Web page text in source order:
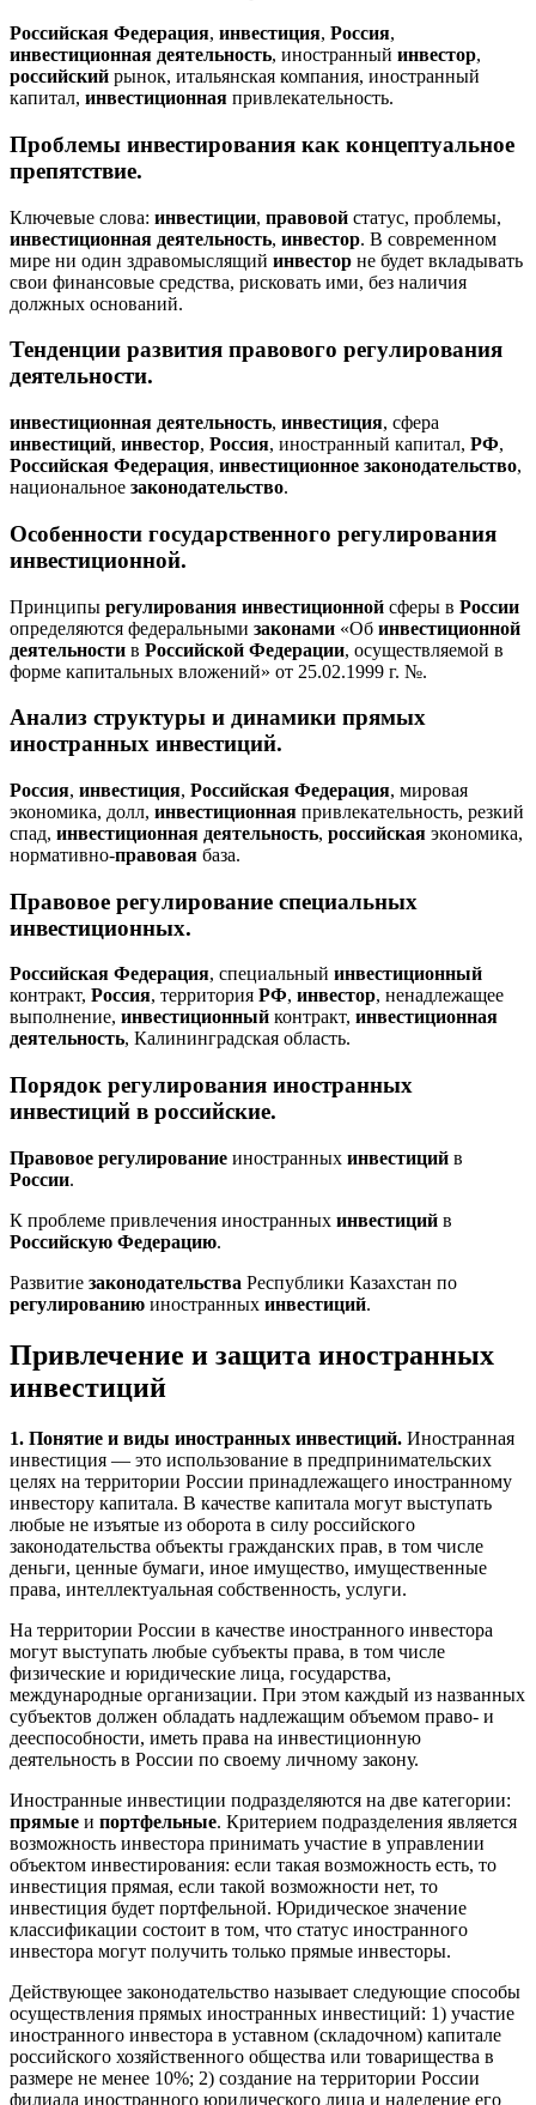
Российская Федерация, инвестиция, Россия,
инвестиционная деятельность, иностранный инвестор,
российский рынок, итальянская компания, иностранный
капитал, инвестиционная привлекательность.
Проблемы инвестирования как концептуальное
препятствие.
Ключевые слова: инвестиции, правовой статус, проблемы,
инвестиционная деятельность, инвестор. В современном
мире ни один здравомыслящий инвестор не будет вкладывать
свои финансовые средства, рисковать ими, без наличия
должных оснований.
Тенденции развития правового регулирования
деятельности.
инвестиционная деятельность, инвестиция, сфера
инвестиций, инвестор, Россия, иностранный капитал, РФ,
Российская Федерация, инвестиционное законодательство,
национальное законодательство.
Особенности государственного регулирования
инвестиционной.
Принципы регулирования инвестиционной сферы в России
определяются федеральными законами «Об инвестиционной
деятельности в Российской Федерации, осуществляемой в
форме капитальных вложений» от 25.02.1999 г. №.
Анализ структуры и динамики прямых
иностранных инвестиций.
Россия, инвестиция, Российская Федерация, мировая
экономика, долл, инвестиционная привлекательность, резкий
спад, инвестиционная деятельность, российская экономика,
нормативно-правовая база.
Правовое регулирование специальных
инвестиционных.
Российская Федерация, специальный инвестиционный
контракт, Россия, территория РФ, инвестор, ненадлежащее
выполнение, инвестиционный контракт, инвестиционная
деятельность, Калининградская область.
Порядок регулирования иностранных
инвестиций в российские.
Правовое регулирование иностранных инвестиций в
России.
К проблеме привлечения иностранных инвестиций в
Российскую Федерацию.
Развитие законодательства Республики Казахстан по
регулированию иностранных инвестиций.
Привлечение и защита иностранных
инвестиций
1. Понятие и виды иностранных инвестиций. Иностранная
инвестиция — это использование в предпринимательских
целях на территории России принадлежащего иностранному
инвестору капитала. В качестве капитала могут выступать
любые не изъятые из оборота в силу российского
законодательства объекты гражданских прав, в том числе
деньги, ценные бумаги, иное имущество, имущественные
права, интеллектуальная собственность, услуги.
На территории России в качестве иностранного инвестора
могут выступать любые субъекты права, в том числе
физические и юридические лица, государства,
международные организации. При этом каждый из названных
субъектов должен обладать надлежащим объемом право- и
дееспособности, иметь права на инвестиционную
деятельность в России по своему личному закону.
Иностранные инвестиции подразделяются на две категории:
прямые и портфельные. Критерием подразделения является
возможность инвестора принимать участие в управлении
объектом инвестирования: если такая возможность есть, то
инвестиция прямая, если такой возможности нет, то
инвестиция будет портфельной. Юридическое значение
классификации состоит в том, что статус иностранного
инвестора могут получить только прямые инвесторы.
Действующее законодательство называет следующие способы
осуществления прямых иностранных инвестиций: 1) участие
иностранного инвестора в уставном (складочном) капитале
российского хозяйственного общества или товарищества в
размере не менее 10%; 2) создание на территории России
филиала иностранного юридического лица и наделение его